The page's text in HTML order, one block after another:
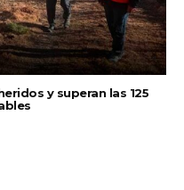
y superan las 125